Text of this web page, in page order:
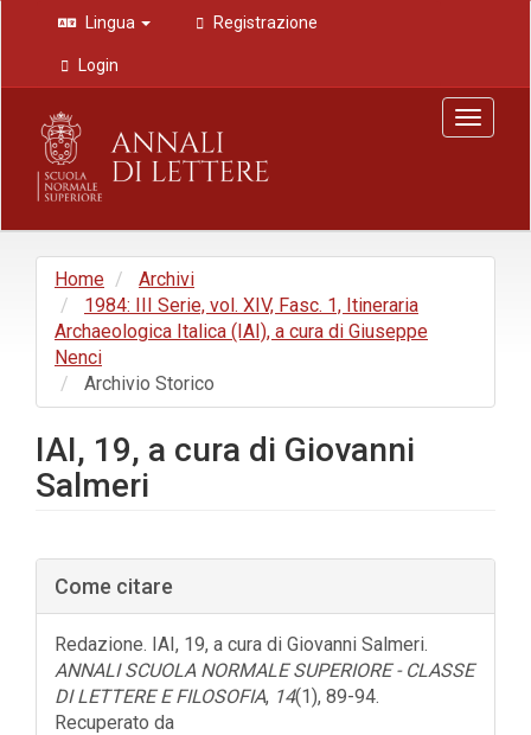
Navigazione
principale
Contenuto
principale
Barra
laterale
Lingua Registrazione
Login
Toggle
Home
Archivi
1984: III Serie, vol. XIV, Fasc. 1, Itineraria
Archaeologica Italica (IAI), a cura di Giuseppe
Nenci
Archivio Storico
IAI, 19, a cura di Giovanni
Salmeri
Barra
laterale
dell'articolo
Come citare
Redazione. IAI, 19, a cura di Giovanni Salmeri.
ANNALI SCUOLA NORMALE SUPERIORE - CLASSE
DI LETTERE E FILOSOFIA, 14(1), 89-94.
Recuperato da